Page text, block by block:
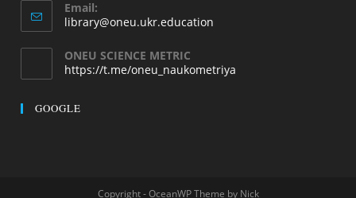
Email:
library@oneu.ukr.education
ONEU SCIENCE METRIC
https://t.me/oneu_naukometriya
GOOGLE
Copyright - OceanWP Theme by Nick